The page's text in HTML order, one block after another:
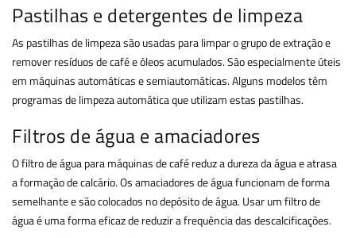
Pastilhas e detergentes de limpeza
As pastilhas de limpeza são usadas para limpar o grupo de extração e
remover resíduos de café e óleos acumulados. São especialmente úteis
em máquinas automáticas e semiautomáticas. Alguns modelos têm
programas de limpeza automática que utilizam estas pastilhas.
Filtros de água e amaciadores
O filtro de água para máquinas de café reduz a dureza da água e atrasa
a formação de calcário. Os amaciadores de água funcionam de forma
semelhante e são colocados no depósito de água. Usar um filtro de
água é uma forma eficaz de reduzir a frequência das descalcificações.